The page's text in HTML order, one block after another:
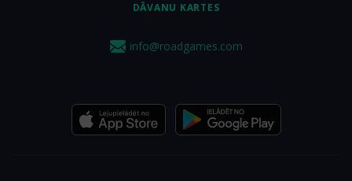
DĀVANU KARTES
info@roadgames.com